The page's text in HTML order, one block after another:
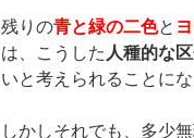
残りの青と緑の二色と
は、こうした 人種的な
いと考えられることにな
しかしそれでも、多少